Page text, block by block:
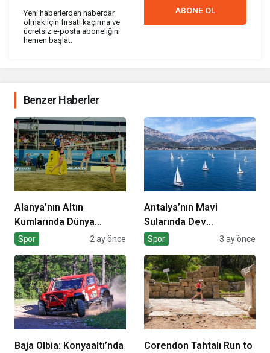
Yeni haberlerden haberdar
olmak için fırsatı kaçırma ve
ücretsiz e-posta aboneliğini
hemen başlat.
ABONE OL
Benzer Haberler
Alanya’nın Altın
Kumlarında Dünya
Sahnesi
Spor 2 ay önce
Antalya’nın Mavi
Sularında Dev
Organizasyon
Spor 3 ay önce
Baja Olbia: Konyaaltı’nda
Corendon Tahtalı Run to